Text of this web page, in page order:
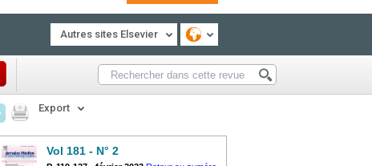
Autres sites Elsevier
Export
Vol 181 - N° 2